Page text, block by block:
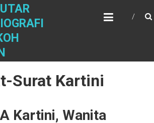
Surat Kartini
Kartini, Wanita